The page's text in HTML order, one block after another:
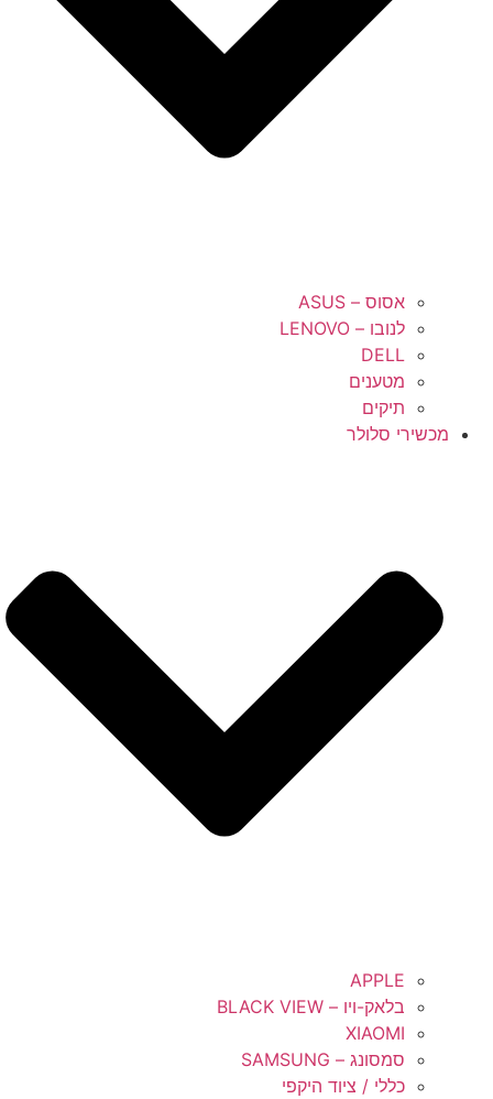
אסוס – ASUS
לנובו – LENOVO
DELL
מטענים
תיקים
מכשירי סלולר
APPLE
בלאק-ויו – BLACK VIEW
XIAOMI
סמסונג – SAMSUNG
כללי / ציוד היקפי